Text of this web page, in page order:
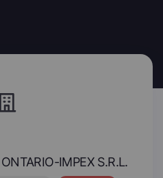
IMPEX S.R.L.